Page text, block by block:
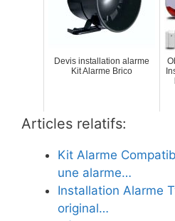
Devis installation alarme
Kit Alarme Brico
Articles relatifs:
Kit Alarme
une alarme…
Installation Alarme
original…